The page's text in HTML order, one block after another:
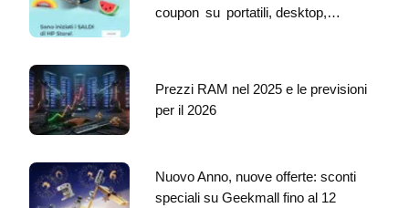
coupon su portatili, desktop,…
Prezzi RAM nel 2025 e le previsioni
per il 2026
Nuovo Anno, nuove offerte: sconti
speciali su Geekmall fino al 12